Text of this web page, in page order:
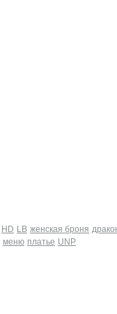
HD LB женская броня
меню платье UNP